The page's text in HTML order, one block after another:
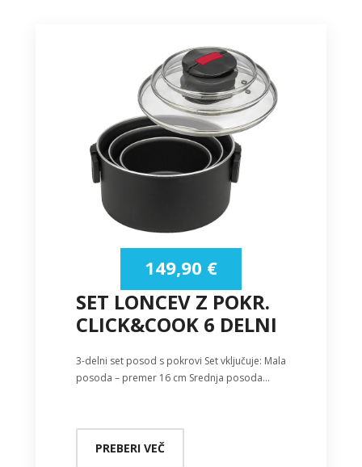
SET LONCEV Z POKR.
CLICK&COOK 6 DELNI
149,90 €
3-delni set posod s pokrovi Set vključuje: Mala
posoda – premer 16 cm Srednja posoda…
PREBERI VEČ